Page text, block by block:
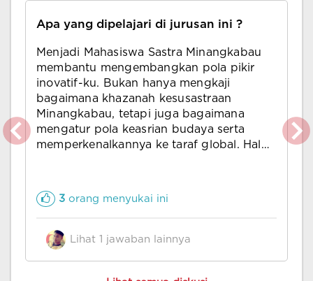
Apa yang dipelajari di jurusan ini ?
Menjadi Mahasiswa Sastra Minangkabau
membantu mengembangkan pola pikir
inovatif-ku. Bukan hanya mengkaji
bagaimana khazanah kesusastraan
Minangkabau, tetapi juga bagaimana
mengatur pola keasrian budaya serta
memperkenalkannya ke taraf global. Hal
3 orang menyukai ini
Lihat 1 jawaban lainnya